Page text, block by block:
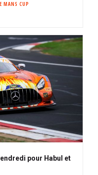
MANS CUP
pour Habul et